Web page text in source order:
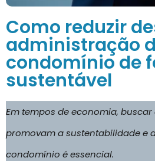
Como reduzir
administração
condomínio de
sustentável
Em tempos de economia,
promovam a sustentabilidade e
condomínio é essencial.